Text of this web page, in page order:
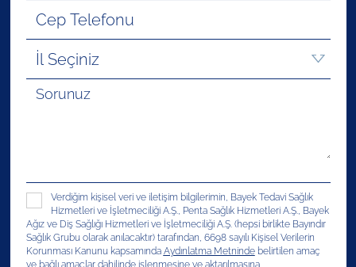
Verdiğim kişisel veri ve iletişim bilgilerimin, Bayek Tedavi Sağlık
Hizmetleri ve İşletmeciliği A.Ş., Penta Sağlık Hizmetleri A.Ş., Bayek
Ağız ve Diş Sağlığı Hizmetleri ve İşletmeciliği A.Ş. (hepsi birlikte Bayındır
Sağlık Grubu olarak anılacaktır) tarafından, 6698 sayılı Kişisel Verilerin
Korunması Kanunu kapsamında Aydınlatma Metnindebelirtilen amaç
ve bağlı amaçlar dahilinde işlenmesine ve aktarılmasına